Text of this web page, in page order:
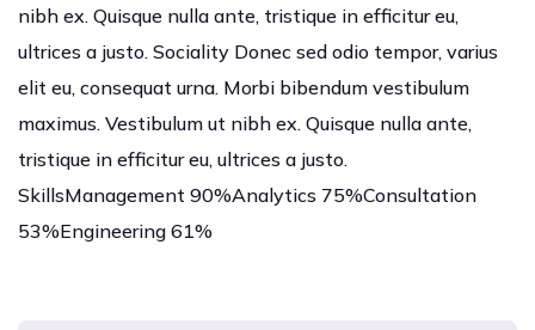
nibh ex. Quisque nulla ante, tristique in efficitur eu,
ultrices a justo. Sociality Donec sed odio tempor, varius
elit eu, consequat urna. Morbi bibendum vestibulum
maximus. Vestibulum ut nibh ex. Quisque nulla ante,
tristique in efficitur eu, ultrices a justo.
SkillsManagement 90%Analytics 75%Consultation
53%Engineering 61%